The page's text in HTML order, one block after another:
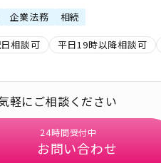
企業法務 相続
相談可 平日19時以降相談可
軽にご相談ください
24時間受付中
お問い合わせ